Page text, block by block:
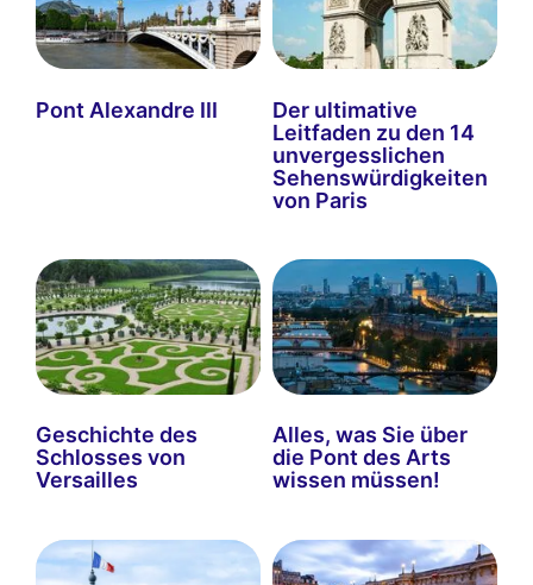
Pont Alexandre III
Der ultimative
Leitfaden zu den 14
unvergesslichen
Sehenswürdigkeiten
von Paris
Geschichte des
Schlosses von
Versailles
Alles, was Sie über
die Pont des Arts
wissen müssen!